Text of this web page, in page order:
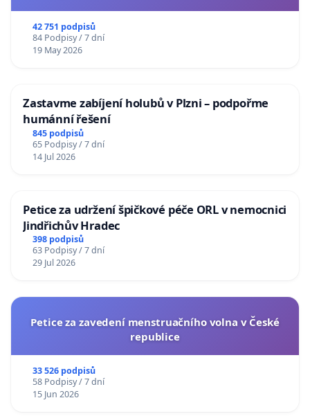
42 751 podpisů
84 Podpisy / 7 dní
19 May 2026
Zastavme zabíjení holubů v Plzni – podpořme
humánní řešení
845 podpisů
65 Podpisy / 7 dní
14 Jul 2026
Petice za udržení špičkové péče ORL v nemocnici
Jindřichův Hradec
398 podpisů
63 Podpisy / 7 dní
29 Jul 2026
Petice za zavedení menstruačního volna v České
republice
33 526 podpisů
58 Podpisy / 7 dní
15 Jun 2026